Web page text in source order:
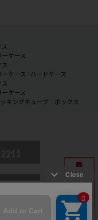
ーケース
ーケース
ハードケース
ーケース
キングキューブ ボックス